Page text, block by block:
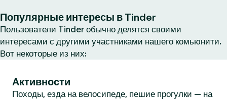
Популярные интересы в Tinder
Пользователи Tinder обычно делятся своими
интересами с другими участниками нашего комьюнити.
Вот некоторые из них:
Активности
Походы, езда на велосипеде, пешие прогулки — на